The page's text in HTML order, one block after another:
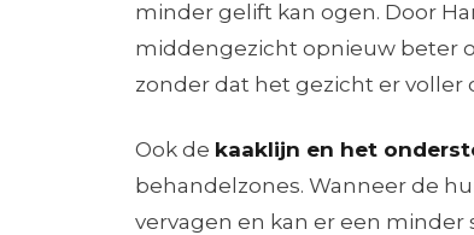
minder gelift kan ogen. Door
middengezicht opnieuw beter
zonder dat het gezicht er voller
Ook de kaaklijn en het
behandelzones. Wanneer de
vervagen en kan er een minder